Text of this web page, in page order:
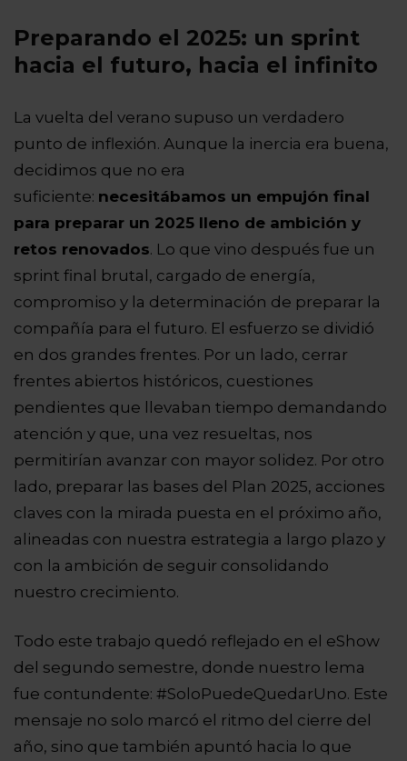
Preparando el 2025: un sprint
hacia el futuro, hacia el infinito
La vuelta del verano supuso un verdadero
punto de inflexión. Aunque la inercia era buena,
decidimos que no era
suficiente: necesitábamos un empujón final
para preparar un 2025 lleno de ambición y
retos renovados. Lo que vino después fue un
sprint final brutal, cargado de energía,
compromiso y la determinación de preparar la
compañía para el futuro. El esfuerzo se dividió
en dos grandes frentes. Por un lado, cerrar
frentes abiertos históricos, cuestiones
pendientes que llevaban tiempo demandando
atención y que, una vez resueltas, nos
permitirían avanzar con mayor solidez. Por otro
lado, preparar las bases del Plan 2025, acciones
claves con la mirada puesta en el próximo año,
alineadas con nuestra estrategia a largo plazo y
con la ambición de seguir consolidando
nuestro crecimiento.
Todo este trabajo quedó reflejado en el eShow
del segundo semestre, donde nuestro lema
fue contundente: #SoloPuedeQuedarUno. Este
mensaje no solo marcó el ritmo del cierre del
año, sino que también apuntó hacia lo que